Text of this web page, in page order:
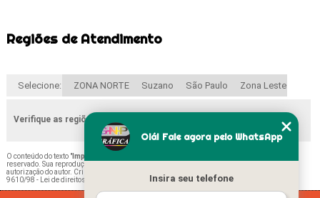
Regiões de Atendimento
Selecione: ZONA NORTE Suzano São Paulo Zona Leste
Verifique as regiões que atendemos
O conteúdo do texto "Impressão Boletim Escolar Ermelino Matarazzo
reservado. Sua reprodução, parcial ou total, mesmo citando nossos links, é proibida sem a
autorização do autor. Crime de violação de direito autoral – artigo 184 do Código Penal –
9610/98 - Lei de direitos autorais
Olá! Fale agora pelo WhatsApp
Insira seu telefone